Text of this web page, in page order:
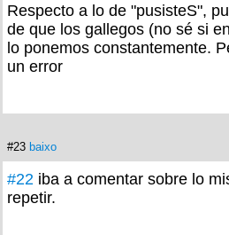
Respecto a lo de "pusisteS",
de que los gallegos (no sé si
lo ponemos constantemente.
un error
#23 baixo
#22 iba a comentar sobre lo
repetir.